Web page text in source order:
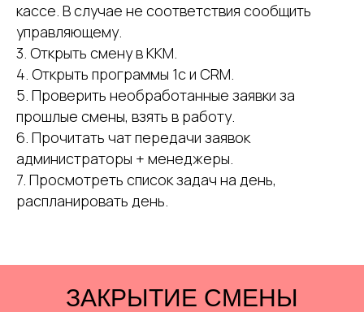
кассе. В случае не соответствия сообщить
управляющему.
3. Открыть смену в ККМ.
4. Открыть программы 1с и CRM.
5. Проверить необработанные заявки за
прошлые смены, взять в работу.
6. Прочитать чат передачи заявок
администраторы + менеджеры.
7. Просмотреть список задач на день,
распланировать день.
ЗАКРЫТИЕ СМЕНЫ